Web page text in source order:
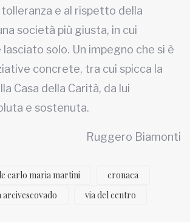
e al rispetto della
società più giusta, in cui
solo. Un impegno che si è
concrete, tra cui spicca la
Casa della Carità, da lui
e sostenuta.
Ruggero Biamonti
carlo maria martini
cronaca
arcivescovado
via del centro